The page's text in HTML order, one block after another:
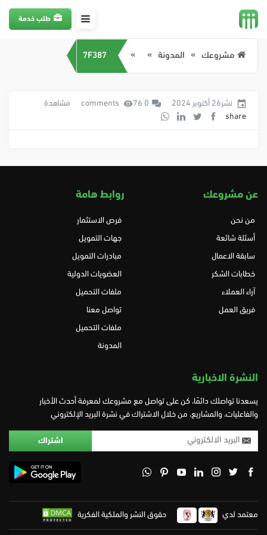
طلب خدمة
مشروعك المدونة 7F387
نشر26 أكتوبر 2024 0 comments 76 مشاهدة
share
عن مشروعك
من نحن
أسئلة شائعة
سابقة الاعمال
خطابات الشكر
آراء العملاء
فريق العمل
روابط هامة
فرص الاستثمار
جهات التمويل
مبادرات التمويل
العضويات الدولية
ملفات التحميل
تواصل معنا
ملفات التحميل
المدونة
النشرة الاخبارية
يسعدنا تواصلك دائمًا، كن على تواصل مع مشروعك لمعرفة أحدث الأخبار
والفاعليات، والمشاريع، من خلال الاشتراك في نشرة البريد الإلكتروني
معتمد لدي حقوق النشر والملكية الفكرية